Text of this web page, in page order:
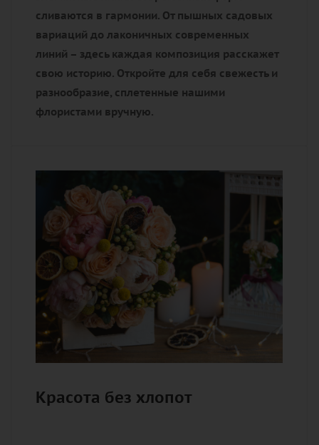
сливаются в гармонии. От пышных садовых
вариаций до лаконичных современных
линий – здесь каждая композиция расскажет
свою историю. Откройте для себя свежесть и
разнообразие, сплетенные нашими
флористами вручную.
Красота без хлопот